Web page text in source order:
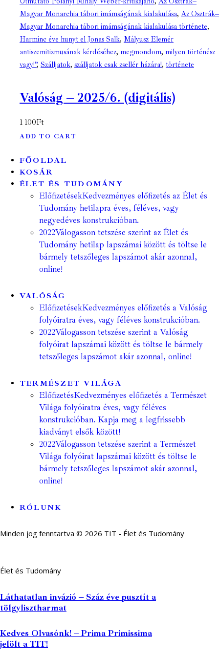
Magyar Monarchia tábori imámságának kialakulása, Az Osztrák–
Magyar Monarchia tábori imámságának kialakulása története,
Harminc éve hunyt el Jonas Salk, Mályusz Elemér
antiszemitizmusának kérdéséhez, megmondom, milyen történész
vagy!”, Szálljatok, szálljatok csak zsellér házára!, története
Valóság – 2025/6. (digitális)
1 100Ft
ADD TO CART
FŐOLDAL
KOSÁR
ÉLET ÉS TUDOMÁNY
ElőfizetésekKedvezményes előfizetés az Élet és
Tudomány hetilapra éves, féléves, vagy
negyedéves konstrukcióban.
2022Válogasson tetszése szerint az Élet és
Tudomány hetilap lapszámai között és töltse le
bármely tetszőleges lapszámot akár azonnal,
online!
VALÓSÁG
ElőfizetésekKedvezményes előfizetés a Valóság
folyóiratra éves, vagy féléves konstrukcióban.
2022Válogasson tetszése szerint a Valóság
folyóirat lapszámai között és töltse le bármely
tetszőleges lapszámot akár azonnal, online!
TERMÉSZET VILÁGA
ElőfizetésKedvezményes előfizetés a Természet
Világa folyóiratra éves, vagy féléves
konstrukcióban. Kapja meg a legfrissebb
kiadványt elsők között!
2022Válogasson tetszése szerint a Természet
Világa folyóirat lapszámai között és töltse le
bármely tetszőleges lapszámot akár azonnal,
online!
RÓLUNK
Minden jog fenntartva © 2026 TIT - Élet és Tudomány
Élet és Tudomány
Láthatatlan invázió – Száz éve pusztít a
tölgylisztharmat
Kedves Olvasónk! – Prima Primissima
jelölt a TIT!